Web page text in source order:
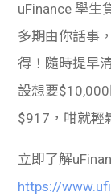
uFinance 學生
多期由你話事
得！隨時提早
設想要
$917，咁就輕
立即了解
https://